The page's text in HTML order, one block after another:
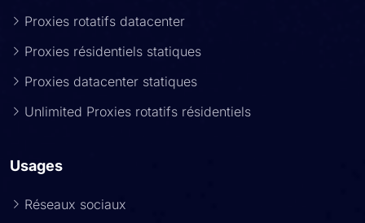
Proxies rotatifs datacenter
Proxies résidentiels statiques
Proxies datacenter statiques
Unlimited Proxies rotatifs résidentiels
Usages
Réseaux sociaux